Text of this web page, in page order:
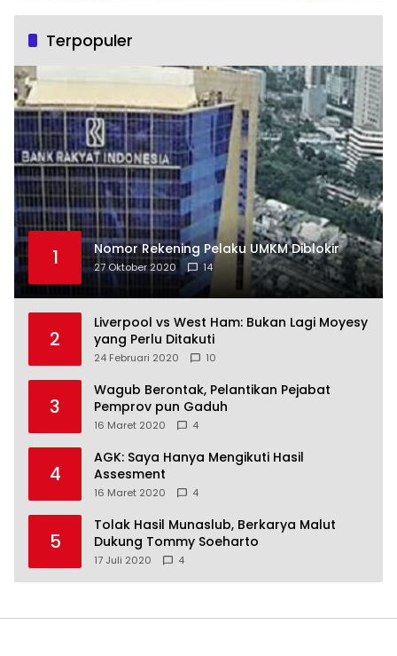
Terpopuler
1 Nomor Rekening Pelaku UMKM Diblokir
27 Oktober 2020 14
2
Liverpool vs West Ham: Bukan Lagi Moyesy
yang Perlu Ditakuti
24 Februari 2020 10
3
Wagub Berontak, Pelantikan Pejabat
Pemprov pun Gaduh
16 Maret 2020 4
4
AGK: Saya Hanya Mengikuti Hasil
Assesment
16 Maret 2020 4
5
Tolak Hasil Munaslub, Berkarya Malut
Dukung Tommy Soeharto
17 Juli 2020 4